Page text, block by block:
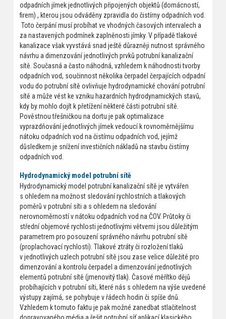
odpadních jímek jednotlivých připojených objektů (domácností,
firem) , kterou jsou odváděny zpravidla do čistírny odpadních vod.
Toto čerpání musí probíhat ve vhodných časových intervalech a
za nastavených podmínek zaplněnosti jímky. V případě tlakové
kanalizace však vyvstává snad ještě důrazněji nutnost správného
návrhu a dimenzování jednotlivých prvků potrubní kanalizační
sítě. Současná a často náhodná, vzhledem k náhodnosti tvorby
odpadních vod, součinnost několika čerpadel čerpajících odpadní
vodu do potrubní sítě ovlivňuje hydrodynamické chování potrubní
sítě a může vést ke vzniku hazardních hydrodynamických stavů,
kdy by mohlo dojít k přetížení některé části potrubní sítě.
Pověstnou třešničkou na dortu je pak optimalizace
vyprazdňování jednotlivých jímek vedoucí k rovnoměrnějšímu
nátoku odpadních vod na čistírnu odpadních vod, jejímž
důsledkem je snížení investičních nákladů na stavbu čistírny
odpadních vod.
Hydrodynamický model potrubní sítě
Hydrodynamický model potrubní kanalizační sítě je vytvářen
s ohledem na možnost sledování rychlostních a tlakových
poměrů v potrubní síti a s ohledem na sledování
nerovnoměrností v nátoku odpadních vod na ČOV. Průtoky či
střední objemové rychlosti jednotlivými větvemi jsou důležitým
parametrem pro posouzení správného návrhu potrubní sítě
(proplachovací rychlosti). Tlakové ztráty či rozložení tlaků
v jednotlivých uzlech potrubní sítě jsou zase velice důležité pro
dimenzování a kontrolu čerpadel a dimenzování jednotlivých
elementů potrubní sítě (jmenovitý tlak). Časové měřítko dějů
probíhajících v potrubní síti, které nás s ohledem na výše uvedené
výstupy zajímá, se pohybuje v řádech hodin či spíše dnů.
Vzhledem k tomuto faktu je pak možné zanedbat stlačitelnost